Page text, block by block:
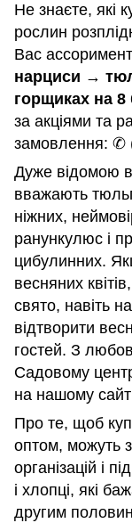
Не знаєте, які
рослин
Вас
нарциси →
горщиках на 8
за акціями та
замовлення: ✆
Дуже відомою
вважають
ніжних,
ранункулюс і
цибулинних.
весняних
свято, навіть
відтворити
гостей. З
Садовому
на нашому
Про те, щоб
оптом, можуть
організацій і
і хлопці, які
другим